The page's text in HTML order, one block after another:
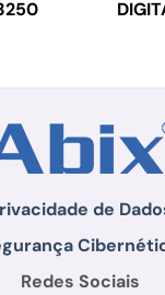
de
Redes Sociais